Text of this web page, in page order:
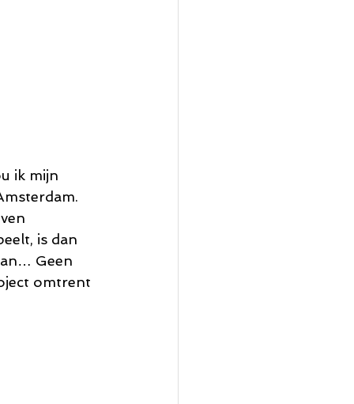
ik mijn
is dan
Geen
omtrent